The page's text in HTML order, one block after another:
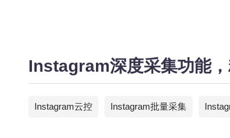
Instagram深度采集功能
Instagram云控 Instagram批量采集